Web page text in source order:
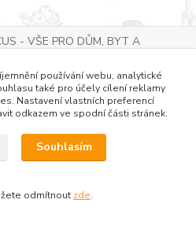
- VŠE PRO DŮM, BYT A
používání webu, analytické
také pro účely cílení reklamy
Nastavení vlastních preferencí
odkazem ve spodní části stránek.
Souhlasím
odmítnout zde.